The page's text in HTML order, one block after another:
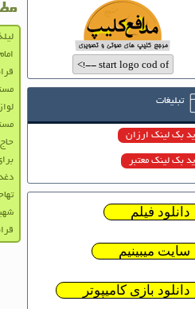
تبلیغات
بک لینک ارزان
بک لینک معتبر
دانلود فیلم
سایت میبینیم
دانلود بازی کامیپوتر